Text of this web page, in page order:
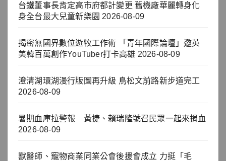
台鐵董事長肯定高市府都計變更 舊機廠華麗轉身化
身全台最大兒童新樂園 2026-08-09
揭密無國界數位遊牧工作術 「青年國際論壇」邀英
美韓百萬創作YouTuber打卡高雄 2026-08-09
澄清湖環湖漫行版圖再升級 鳥松文前路新步道完工
2026-08-09
暑期血庫拉警報 黃捷、賴瑞隆號召民眾一起來捐血
2026-08-09
獸醫師、寵物商業同業公會後援會成立 力挺「毛